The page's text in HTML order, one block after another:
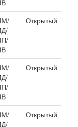
Открытый
Открытый
Открытый